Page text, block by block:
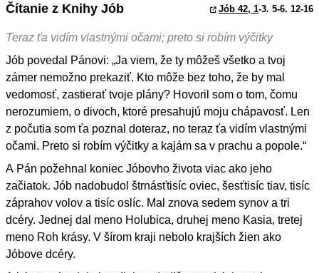
Čítanie z Knihy Jób Jób 42, 1-3. 5-6. 12-16
Teraz ťa vidím vlastnými očami; preto si robím výčitky
Jób povedal Pánovi: „Ja viem, že ty môžeš všetko a tvoj
zámer nemožno prekaziť. Kto môže bez toho, že by mal
vedomosť, zastierať tvoje plány? Hovoril som o tom, čomu
nerozumiem, o divoch, ktoré presahujú moju chápavosť. Len
z počutia som ťa poznal doteraz, no teraz ťa vidím vlastnými
očami. Preto si robím výčitky a kajám sa v prachu a popole.“
A Pán požehnal koniec Jóbovho života viac ako jeho
začiatok. Jób nadobudol štrnásťtisíc oviec, šesťtisíc tiav, tisíc
záprahov volov a tisíc oslíc. Mal znova sedem synov a tri
dcéry. Jednej dal meno Holubica, druhej meno Kasia, tretej
meno Roh krásy. V šírom kraji nebolo krajších žien ako
Jóbove dcéry.